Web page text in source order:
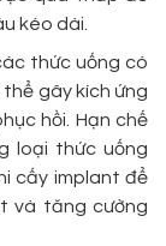
kéo dài.
thức uống có
gây kích ứng
hồi. Hạn chế
loại thức uống
cấy implant để
và tăng cường